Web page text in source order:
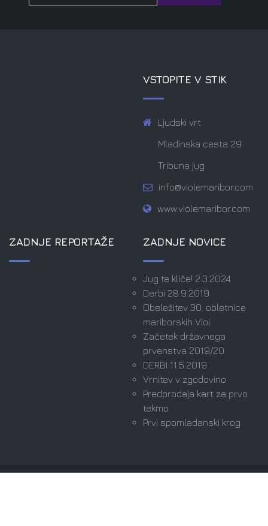
VSTOPITE V STIK
Ljudski vrt
Mladinska cesta 29
Tribuna jug
info@violemaribor.com
www.violemaribor.com
ZADNJE REPORTAŽE ZADNJE NOVICE
Jug te kliče! 2.3.2024
Derbi 28.9.2019
Obeležitev 30. obletnice
mariborskih Viol
Začetek državnega
prvenstva 2019/20
DERBI 11.5.2019
Vrnitev v zgodovino
Predprodaja kart za prvo
tekmo
Prvi spomladanski krog